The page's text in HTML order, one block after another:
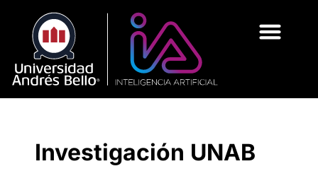
Investigación UNAB